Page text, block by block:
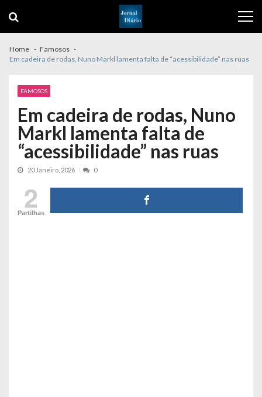
navigation
content
Home
Famosos
Em cadeira de rodas, Nuno Markl lamenta falta de “acessibilidade” nas ruas
FAMOSOS
Em cadeira de rodas, Nuno
Markl lamenta falta de
“acessibilidade” nas ruas
20 Janeiro, 2026 0
2
Partilhas